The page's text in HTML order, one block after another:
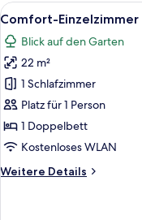
Alle
Fotos
für
Comfort-
Einzelzimmer
anzeigen
5
Comfort-Einzelzimmer
Blick auf den Garten
22 m²
1 Schlafzimmer
Platz für 1 Person
1 Doppelbett
Kostenloses WLAN
Weitere Details
Weitere